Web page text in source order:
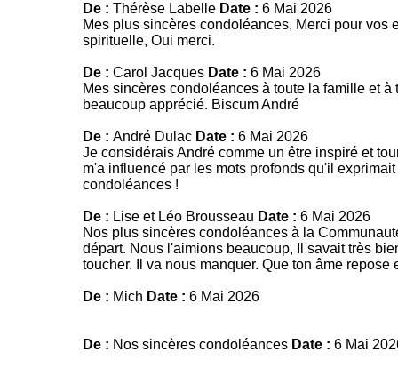
De : Thérèse Labelle Date : 6 Mai 2026
Mes plus sincères condoléances, Merci pour vos
spirituelle, Oui merci.
De : Carol Jacques Date : 6 Mai 2026
Mes sincères condoléances à toute la famille et
beaucoup apprécié. Biscum André
De : André Dulac Date : 6 Mai 2026
Je considérais André comme un être inspiré et
m'a influencé par les mots profonds qu'il
condoléances !
De : Lise et Léo Brousseau Date : 6 Mai 2026
Nos plus sincères condoléances à la
départ. Nous l'aimions beaucoup, Il savait très
toucher. Il va nous manquer. Que ton âme
De : Mich Date : 6 Mai 2026
De : Nos sincères condoléances Date : 6 Mai